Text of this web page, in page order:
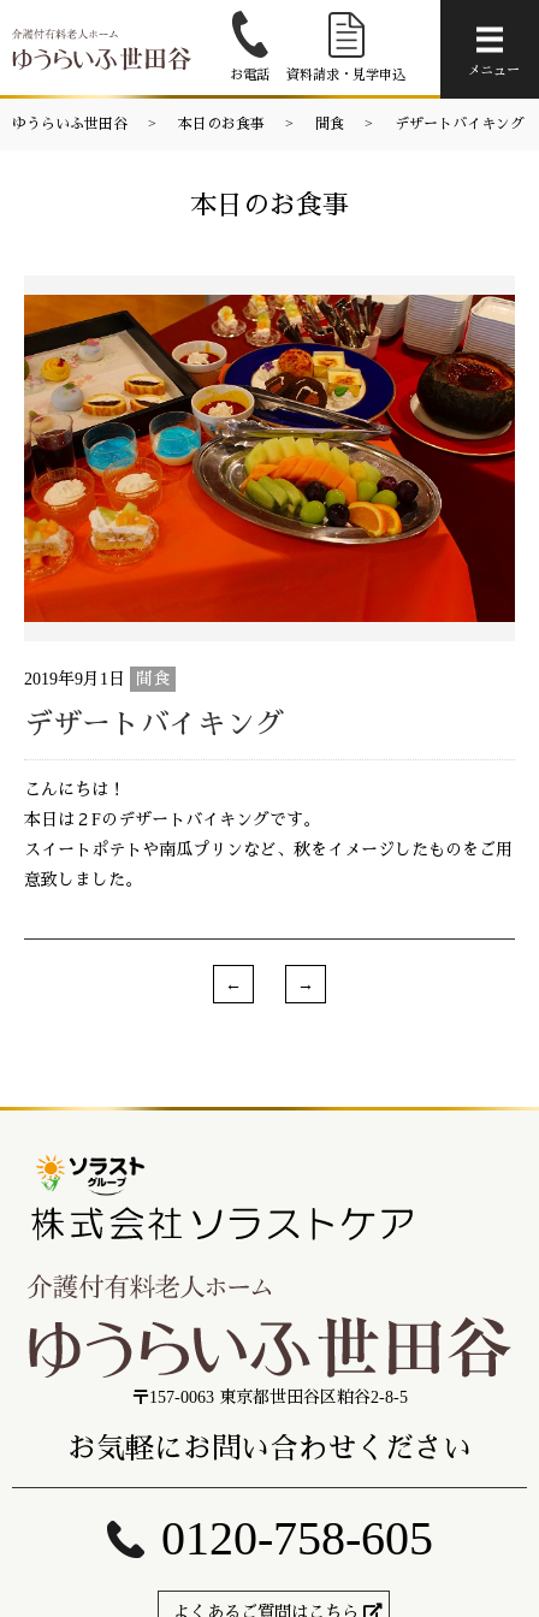
お電話 資料請求・見学申込 メニュー
ゆうらいふ世田谷 本日のお食事 間食 デザートバイキング
本日のお食事
2019年9月1日 間食
デザートバイキング
こんにちは！
本日は２Fのデザートバイキングです。
スイートポテトや南瓜プリンなど、秋をイメージしたものをご用
意致しました。
〒157-0063 東京都世田谷区粕谷2-8-5
お気軽にお問い合わせください
0120-758-605
よくあるご質問はこちら